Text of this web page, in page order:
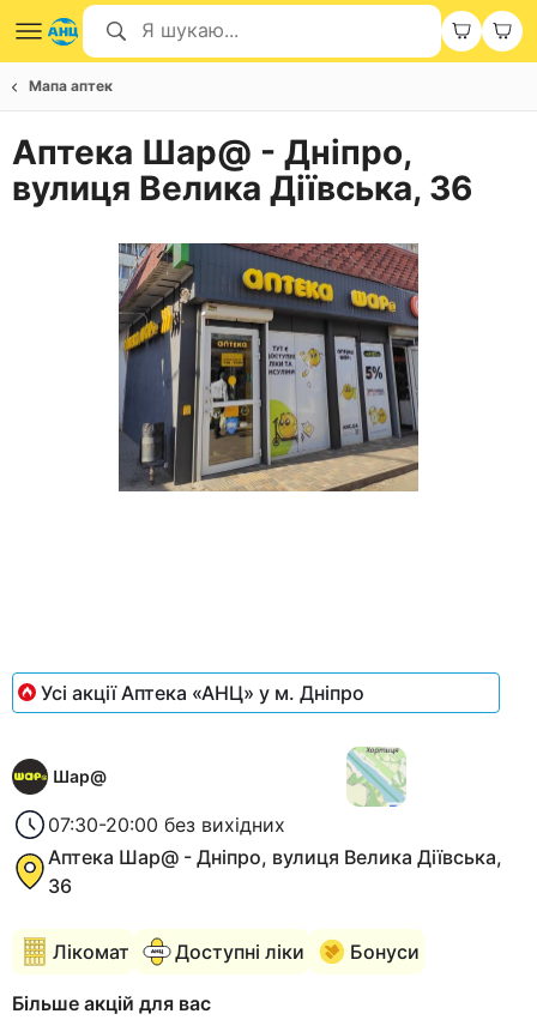
Мапа аптек
Аптека Шар@ - Дніпро,
вулиця Велика Діївська, 36
Усі акції Аптека «АНЦ» у м. Дніпро
Шар@
07:30-20:00 без вихідних
Аптека Шар@ - Дніпро, вулиця Велика Діївська,
36
Лікомат Доступні ліки Бонуси
Більше акцій для вас